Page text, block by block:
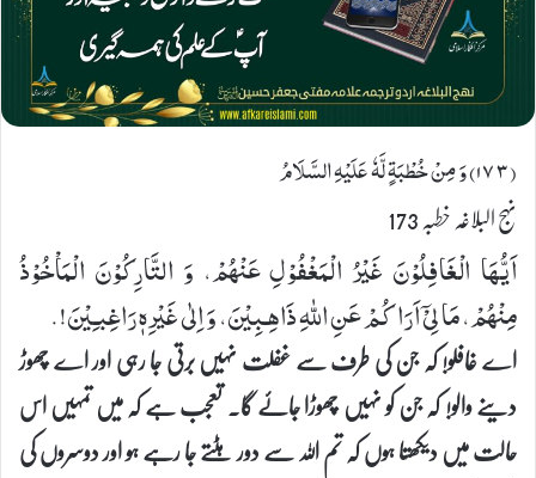
(۱٧٣) وَ مِنْ خُطْبَةٍ لَّهٗ عَلَیْهِ السَّلَامُ
نہج البلاغہ خطبہ 173
اَیُّهَا الْغَافِلُوْنَ غَیْرُ الْمَغْفُوْلِ عَنْهُمْ، وَ التَّارِكُوْنَ الْمَاْخُوْذُ
مِنْهُمْ، مَا لِیْۤ اَرَاكُمْ عَنِ اللهِ ذَاهِـبِیْنَ، وَ اِلٰی غَیْرِهٖ رَاغِبـِیْنَ!.
اے غافلو! کہ جن کی طرف سے غفلت نہیں برتی جا رہی اور اے چھوڑ
دینے والو! کہ جن کو نہیں چھوڑا جائے گا۔ تعجب ہے کہ میں تمہیں اس
حالت میں دیکھتا ہوں کہ تم اللہ سے دور ہٹتے جا رہے ہو اور دوسروں کی